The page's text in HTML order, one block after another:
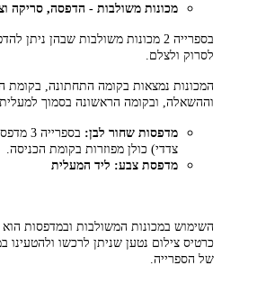
מכונות משולבות - הדפסה, סריקה
בספרייה 2 מכונות משולבות שבהן ניתן
לסרוק ולצלם.
המכונות נמצאות בקומה התחתונה, בקומת
וההשאלה, ובקומה הראשונה בסמוך למעלית.
מדפסות שחור לבן:
צדדי) כולן מפוזרות בקומת הכניסה.
מדפסת צבע: ליד המעלית
השימוש במכונות המשולבות ובמדפסות
כרטיס צילום נטען שניתן לרכשו
של הספרייה.